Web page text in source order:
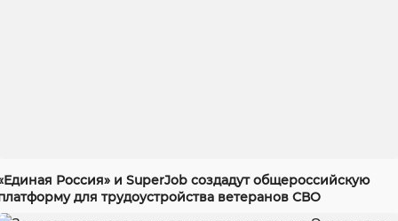
Россия» и SuperJob создадут общероссийскую
для трудоустройства ветеранов СВО